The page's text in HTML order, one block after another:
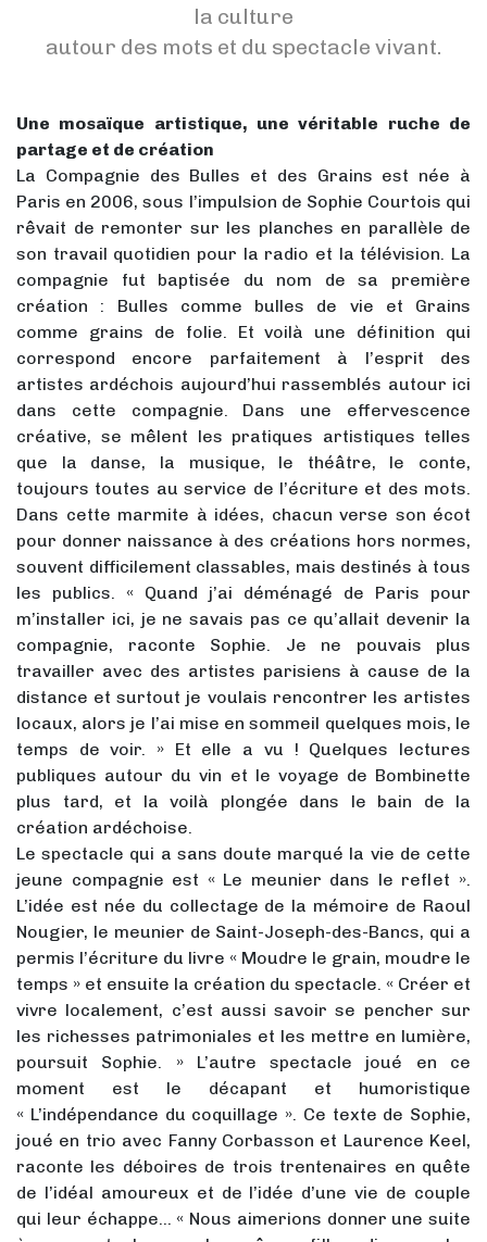
la culture
autour des mots et du spectacle vivant.
Une mosaïque artistique, une véritable ruche de
partage et de création
La Compagnie des Bulles et des Grains est née à
Paris en 2006, sous l’impulsion de Sophie Courtois qui
rêvait de remonter sur les planches en parallèle de
son travail quotidien pour la radio et la télévision. La
compagnie fut baptisée du nom de sa première
création : Bulles comme bulles de vie et Grains
comme grains de folie. Et voilà une définition qui
correspond encore parfaitement à l’esprit des
artistes ardéchois aujourd’hui rassemblés autour ici
dans cette compagnie. Dans une effervescence
créative, se mêlent les pratiques artistiques telles
que la danse, la musique, le théâtre, le conte,
toujours toutes au service de l’écriture et des mots.
Dans cette marmite à idées, chacun verse son écot
pour donner naissance à des créations hors normes,
souvent difficilement classables, mais destinés à tous
les publics. « Quand j’ai déménagé de Paris pour
m’installer ici, je ne savais pas ce qu’allait devenir la
compagnie, raconte Sophie. Je ne pouvais plus
travailler avec des artistes parisiens à cause de la
distance et surtout je voulais rencontrer les artistes
locaux, alors je l’ai mise en sommeil quelques mois, le
temps de voir. » Et elle a vu ! Quelques lectures
publiques autour du vin et le voyage de Bombinette
plus tard, et la voilà plongée dans le bain de la
création ardéchoise.
Le spectacle qui a sans doute marqué la vie de cette
jeune compagnie est « Le meunier dans le reflet ».
L’idée est née du collectage de la mémoire de Raoul
Nougier, le meunier de Saint-Joseph-des-Bancs, qui a
permis l’écriture du livre « Moudre le grain, moudre le
temps » et ensuite la création du spectacle. « Créer et
vivre localement, c’est aussi savoir se pencher sur
les richesses patrimoniales et les mettre en lumière,
poursuit Sophie. » L’autre spectacle joué en ce
moment est le décapant et humoristique
« L’indépendance du coquillage ». Ce texte de Sophie,
joué en trio avec Fanny Corbasson et Laurence Keel,
raconte les déboires de trois trentenaires en quête
de l’idéal amoureux et de l’idée d’une vie de couple
qui leur échappe… « Nous aimerions donner une suite